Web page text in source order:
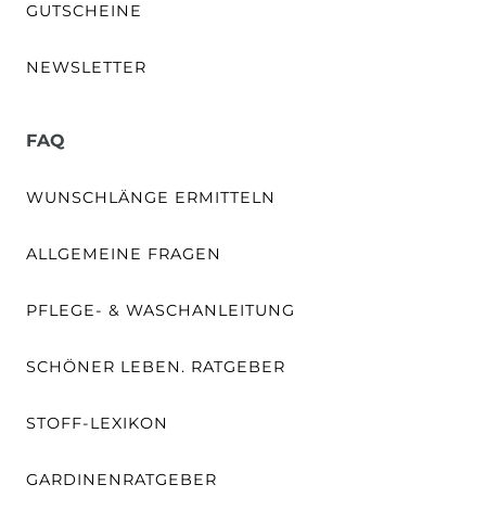
GUTSCHEINE
NEWSLETTER
FAQ
WUNSCHLÄNGE ERMITTELN
ALLGEMEINE FRAGEN
PFLEGE- & WASCHANLEITUNG
SCHÖNER LEBEN. RATGEBER
STOFF-LEXIKON
GARDINENRATGEBER